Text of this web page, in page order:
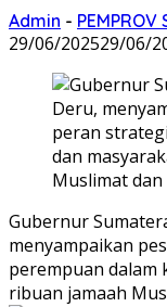
Admin - PEMPROV
29/06/202529/06/
Gubernur
menyampaikan
perempuan dalam
ribuan jamaah